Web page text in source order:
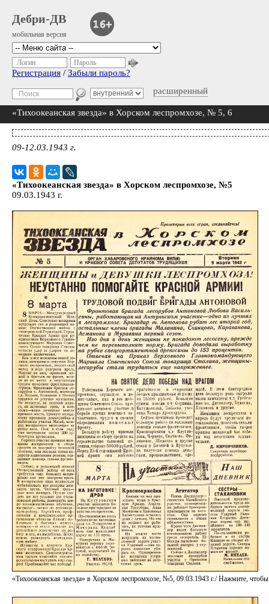
Дебри-ДВ
мобильная версия
расширенный
Логин Пароль
Регистрация / Забыли пароль?
«Тихоокеанская звезда» в Хорском леспромхозе, № 5, 6
09-12.03.1943 г.
«Тихоокеанская звезда» в Хорском леспромхозе, №5
09.03.1943 г.
«Тихоокеанская звезда» в Хорском леспромхозе, №5, 09.03.1943 г./ Нажмите,